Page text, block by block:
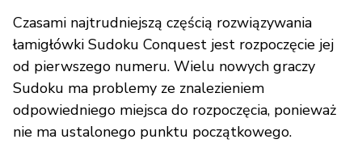
Czasami najtrudniejszą częścią rozwiązywania
łamigłówki Sudoku Conquest jest rozpoczęcie jej
od pierwszego numeru. Wielu nowych graczy
Sudoku ma problemy ze znalezieniem
odpowiedniego miejsca do rozpoczęcia, ponieważ
nie ma ustalonego punktu początkowego.